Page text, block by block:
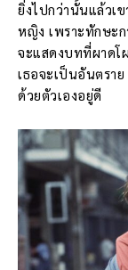
ยิ่งไปกว่านั้นแล้วเ
หญิง เพราะทักษะก
จะแสดงบทที่ผาดโ
เธอจะเป็นอันตรา
ด้วยตัวเองอยู่ดี